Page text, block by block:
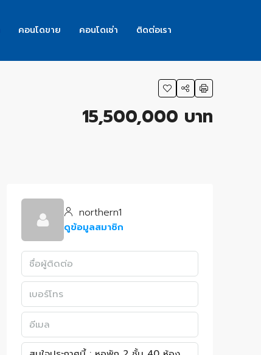
คอนโดขาย คอนโดเช่า ติดต่อเรา
15,500,000 บาท
northern1
ดูข้อมูลสมาชิก